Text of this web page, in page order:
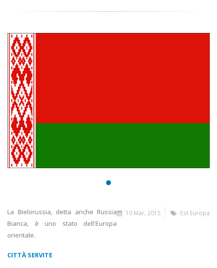
10 Mar, 2015 Est Europa
La Bielorussia, detta anche Russia
Bianca, è uno stato dell'Europa
orientale.
CITTÀ SERVITE